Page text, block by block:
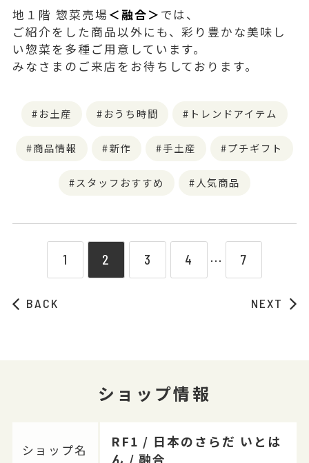
地１階 惣菜売場 ＜融合＞ では、
ご紹介をした商品以外にも、彩り豊かな美味し
い惣菜を多種ご用意しています。
みなさまのご来店をお待ちしております。
お土産 おうち時間 トレンドアイテム
商品情報 新作 手土産 プチギフト
スタッフおすすめ 人気商品
BACK
1 2 3 4 ⋯ 7
NEXT
ショップ情報
ショップ名
RF1 / 日本のさらだ いとは
ん / 融合